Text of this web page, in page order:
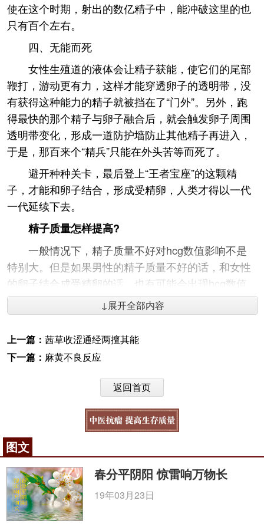
使在这个时期，射出的数亿精子中，能冲破这里的也
只有百个左右。
四、无能而死
女性生殖道的液体会让精子获能，使它们的尾部
鞭打，游动更有力，这样才能穿透卵子的透明带，没
有获得这种能力的精子就被挡在了“门外”。另外，跑
得最快的那个精子与卵子融合后，就会触发卵子周围
透明带变化，形成一道防护墙防止其他精子再进入，
于是，那百来个“精兵”只能在外头苦等而死了。
避开种种关卡，最后登上“王者宝座”的这颗精
子，才能和卵子结合，形成受精卵，人类才得以一代
一代延续下去。
精子质量怎样提高?
一般情况下，精子质量不好对hcg数值影响不是
特别大。但是如果男性的精子质量不好的话，和女性
的卵子结合成受精卵的话，也有可能会出现hcg数值
偏低的情况。这种情况一旦出现，也就是一个胚胎组
织发育不好导致出现这种情况的。
男人精子质量怎样提高?
一般夫妻不孕中，男性占比40%，而这一大部分
原因是因为男性精子质量不好。精子质量不好很大程
度上影响受孕几率，成功怀孕后也是宝宝身体素质的
决定性因素。那么，如何强壮精子，孕育出健康茁壮
一、充足、优质蛋白质
充足、优质的蛋白质可以提高精子的质量和数
量，在瘦肉、动物肝脏、乳类、蛋类中也有优质的蛋
白质，蛋白质含有人体所必须的脂肪酸，它们通过人
体自身的合成，只能从食物中获得，但是要注意蛋白
↓展开全部内容
上一篇： 茜草收涩通经两擅其能
下一篇： 麻黄不良反应
返回首页
图文
春分平阴阳 惊雷响万物长
19年03月23日